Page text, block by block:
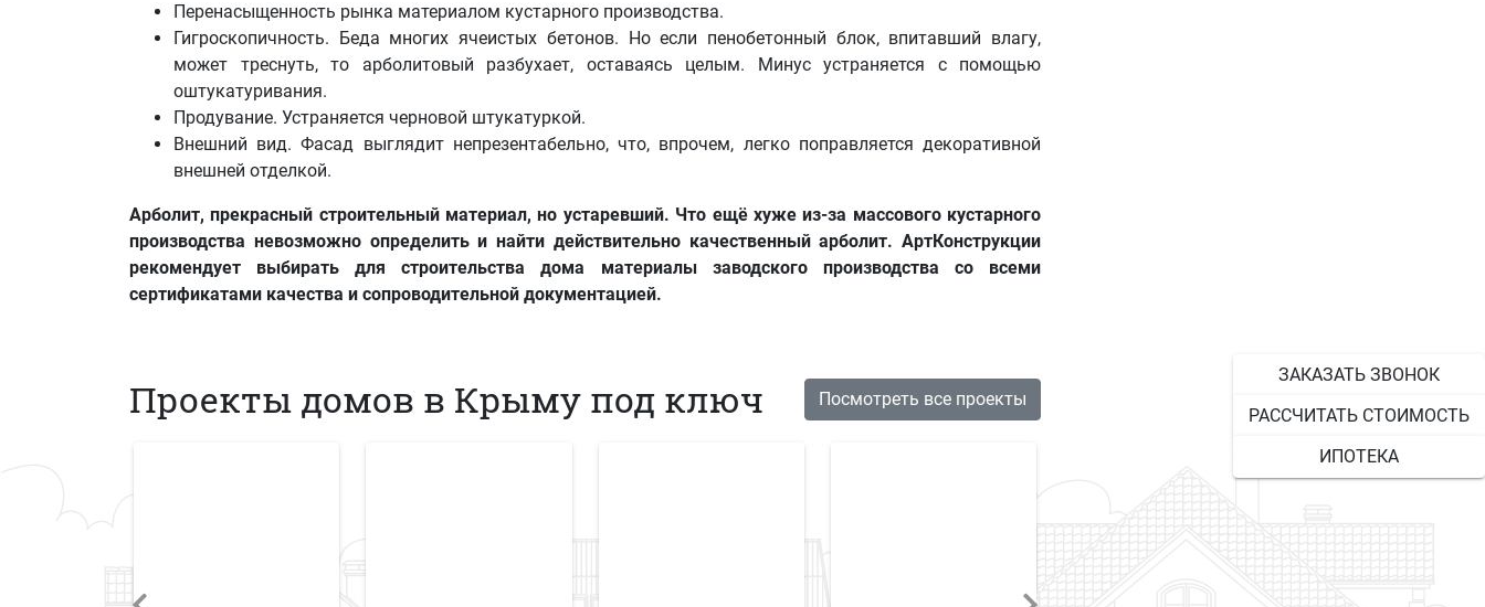
Перенасыщенность рынка материалом кустарного производства.
Гигроскопичность. Беда многих ячеистых бетонов. Но если пенобетонный блок, впитавший влагу,
может треснуть, то арболитовый разбухает, оставаясь целым. Минус устраняется с помощью
оштукатуривания.
Продувание. Устраняется черновой штукатуркой.
Внешний вид. Фасад выглядит непрезентабельно, что, впрочем, легко поправляется декоративной
внешней отделкой.
Арболит, прекрасный строительный материал, но устаревший. Что ещё хуже из-за массового кустарного
производства невозможно определить и найти действительно качественный арболит. АртКонструкции
рекомендует выбирать для строительства дома материалы заводского производства со всеми
сертификатами качества и сопроводительной документацией.
Проекты домов в Крыму под ключ Посмотреть все проекты
ЗАКАЗАТЬ ЗВОНОК
РАССЧИТАТЬ СТОИМОСТЬ
ИПОТЕКА